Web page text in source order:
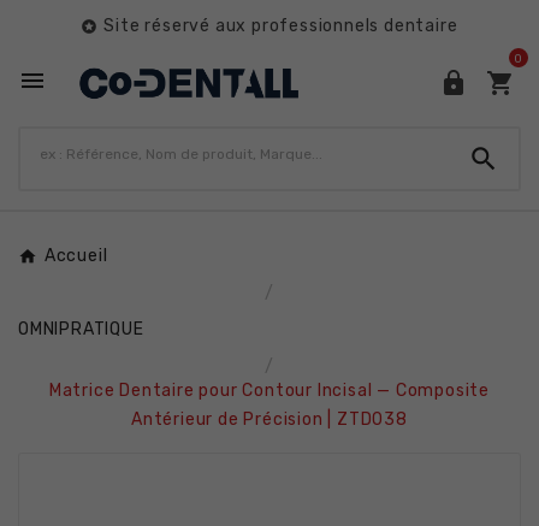
 Site réservé aux professionnels dentaire
  
0

Accueil
OMNIPRATIQUE
Matrice Dentaire pour Contour Incisal — Composite
Antérieur de Précision | ZTD038